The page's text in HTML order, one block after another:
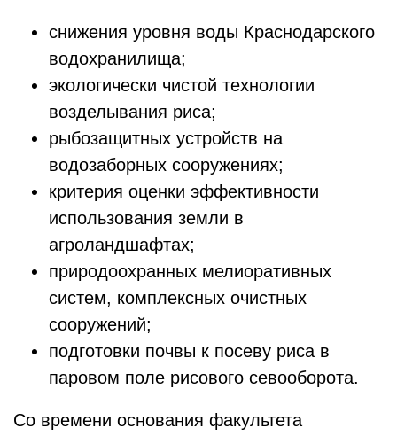
снижения уровня воды Краснодарского
водохранилища;
экологически чистой технологии
возделывания риса;
рыбозащитных устройств на
водозаборных сооружениях;
критерия оценки эффективности
использования земли в
агроландшафтах;
природоохранных мелиоративных
систем, комплексных очистных
сооружений;
подготовки почвы к посеву риса в
паровом поле рисового севооборота.
Со времени основания факультета